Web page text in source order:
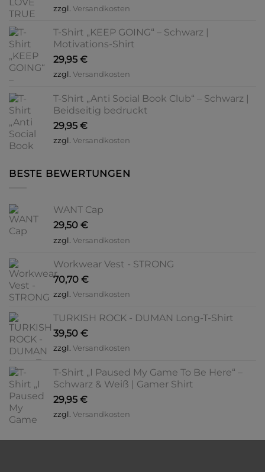
zzgl. Versandkosten
T-Shirt „KEEP GOING“ – Schwarz |
Motivations-Shirt
29,95 €
zzgl. Versandkosten
T-Shirt „Anti Social Book Club“ – Schwarz |
Beidseitig bedruckt
29,95 €
zzgl. Versandkosten
BESTE BEWERTUNGEN
WANT Cap
29,50 €
zzgl. Versandkosten
Workwear Vest - STRONG
70,70 €
zzgl. Versandkosten
TURKISH ROCK - DUMAN Long-T-Shirt
39,50 €
zzgl. Versandkosten
T-Shirt „I Paused My Game To Be Here“ –
Schwarz & Weiß | Gamer Shirt
29,95 €
zzgl. Versandkosten